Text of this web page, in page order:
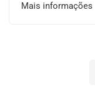
Mais informações